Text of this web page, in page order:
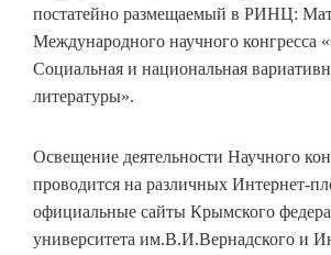
постатейно размещаемый в РИНЦ:
Международного научного конгресса
Социальная и национальная
литературы».
Освещение деятельности Научного
проводится на различных Интернет-
официальные сайты Крымского
университета им.В.И.Вернадского и